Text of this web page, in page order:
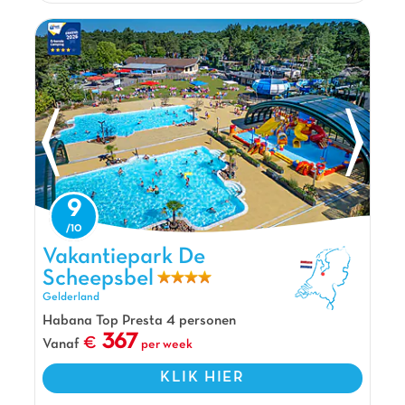
Verblijf in onze comfortabele, moderne stacaravans
🏡 aan een rustig kanaal, omgeven door een groene
natuurlijke omgeving 🌿. Verken de omgeving per
fiets dankzij onze fietsverhuur of geniet van de tennis-
en jeu-de-boulesbanen. Ontdek Paleis Het Loo in
Apeldoorn, het Veluws Zandsculpturenfestijn en het
Dolfinarium in de buurt. Op Zeumersehof is elke dag
een nieuw avontuur! Klantbeoordeling: 8.6/10.
De mening van Jasmijn
De ligging van Zeumersehof is ideaal: je bent
zo op de prachtige Veluwe. Er is een heel mooi
waterpark met meerdere zwembaden waarvan
twee overdekt en een super leuke
zullen zich ook uren vermaken in het Carabouille
speelkasteel en op de vele springkussens!
Vakantiepark De Scheepsbel, Vakantiepark Gelderland
9
Vakantiepark De
Scheepsbel
Gelderland
Habana Top Presta 4 personen
Vanaf
367 per week
KLIK HIER